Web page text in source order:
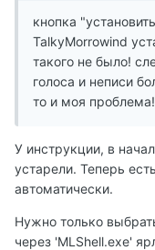
кнопка
TalkyMorrowind
такого не было!
голоса и неписи
то и моя
У инструкции, в
устарели. Теперь
автоматически.
Нужно только
через 'MLShell.exe'